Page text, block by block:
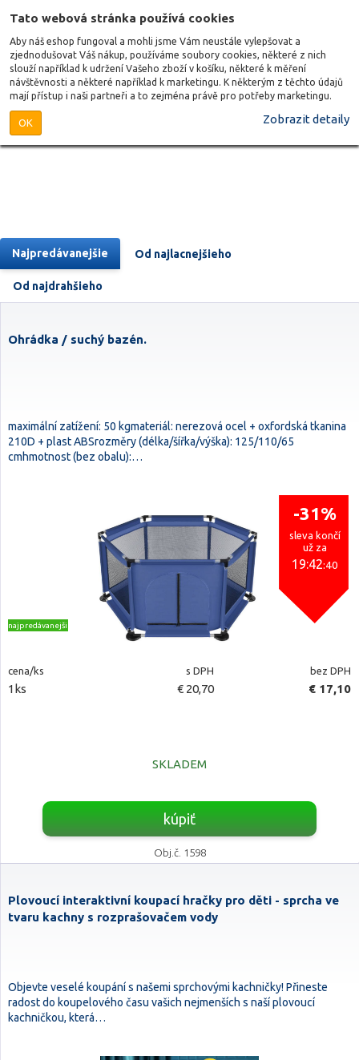
Tato webová stránka používá cookies
Aby náš eshop fungoval a mohli jsme Vám neustále vylepšovat a
zjednodušovat Váš nákup, používáme soubory cookies, některé z nich
slouží například k udržení Vašeho zboží v košíku, některé k měření
návštěvnosti a některé například k marketingu. K některým z těchto údajů
mají přístup i naši partneři a to zejména právě pro potřeby marketingu.
OK Zobrazit detaily
Najpredávanejšie Od najlacnejšieho
Od najdrahšieho
Ohrádka / suchý bazén.
maximální zatížení: 50 kgmateriál: nerezová ocel + oxfordská tkanina
210D + plast ABSrozměry (délka/šířka/výška): 125/110/65
cmhmotnost (bez obalu):…
-31%
sleva končí
už za
19:42:39
najpredávanejšie
cena/ks s DPH bez DPH
1ks € 20,70 € 17,10
SKLADEM
kúpiť
Obj.č. 1598
Plovoucí interaktivní koupací hračky pro děti - sprcha ve
tvaru kachny s rozprašovačem vody
Objevte veselé koupání s našemi sprchovými kachničky! Přineste
radost do koupelového času vašich nejmenších s naší plovoucí
kachničkou, která…